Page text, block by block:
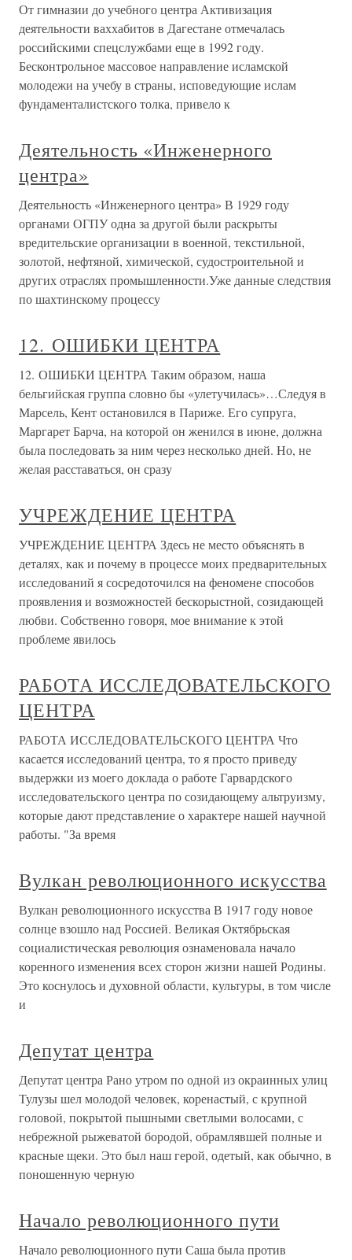
От гимназии до учебного центра Активизация
деятельности ваххабитов в Дагестане отмечалась
российскими спецслужбами еще в 1992 году.
Бесконтрольное массовое направление исламской
молодежи на учебу в страны, исповедующие ислам
фундаменталистского толка, привело к
Деятельность «Инженерного
центра»
Деятельность «Инженерного центра» В 1929 году
органами ОГПУ одна за другой были раскрыты
вредительские организации в военной, текстильной,
золотой, нефтяной, химической, судостроительной и
других отраслях промышленности.Уже данные следствия
по шахтинскому процессу
12. ОШИБКИ ЦЕНТРА
12. ОШИБКИ ЦЕНТРА Таким образом, наша
бельгийская группа словно бы «улетучилась»…Следуя в
Марсель, Кент остановился в Париже. Его супруга,
Маргарет Барча, на которой он женился в июне, должна
была последовать за ним через несколько дней. Но, не
желая расставаться, он сразу
УЧРЕЖДЕНИЕ ЦЕНТРА
УЧРЕЖДЕНИЕ ЦЕНТРА Здесь не место объяснять в
деталях, как и почему в процессе моих предварительных
исследований я сосредоточился на феномене способов
проявления и возможностей бескорыстной, созидающей
любви. Собственно говоря, мое внимание к этой
проблеме явилось
РАБОТА ИССЛЕДОВАТЕЛЬСКОГО
ЦЕНТРА
РАБОТА ИССЛЕДОВАТЕЛЬСКОГО ЦЕНТРА Что
касается исследований центра, то я просто приведу
выдержки из моего доклада о работе Гарвардского
исследовательского центра по созидающему альтруизму,
которые дают представление о характере нашей научной
работы. "За время
Вулкан революционного искусства
Вулкан революционного искусства В 1917 году новое
солнце взошло над Россией. Великая Октябрьская
социалистическая революция ознаменовала начало
коренного изменения всех сторон жизни нашей Родины.
Это коснулось и духовной области, культуры, в том числе
и
Депутат центра
Депутат центра Рано утром по одной из окраинных улиц
Тулузы шел молодой человек, коренастый, с крупной
головой, покрытой пышными светлыми волосами, с
небрежной рыжеватой бородой, обрамлявшей полные и
красные щеки. Это был наш герой, одетый, как обычно, в
поношенную черную
Начало революционного пути
Начало революционного пути Саша была против